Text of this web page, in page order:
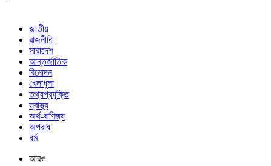
জাতীয়
রাজনীতি
সারাদেশ
আন্তর্জাতিক
বিনোদন
খেলাধুলা
তথ্যপ্রযুক্তি
স্বাস্থ্য
অর্থ-বাণিজ্য
অপরাধ
ধর্ম
আরও